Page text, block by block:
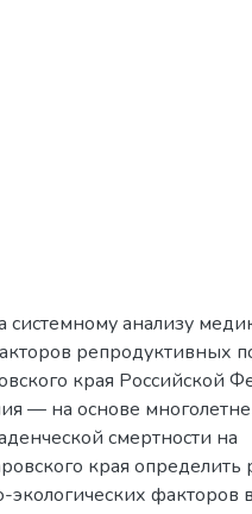
системному анализу
репродуктивных
края Российской
— на основе
смертности на
края определить
факторов